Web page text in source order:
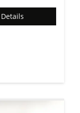
Details